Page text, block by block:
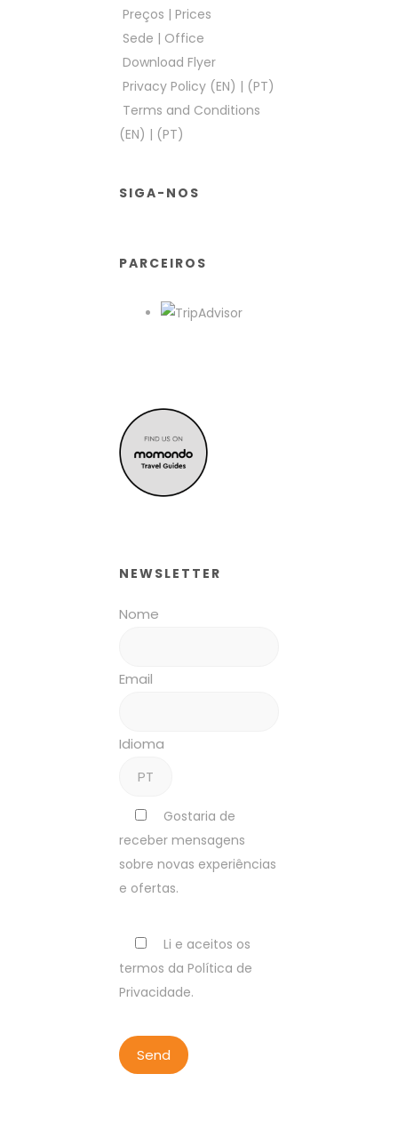
Preços | Prices
Sede | Office
Download Flyer
Privacy Policy (EN) | (PT)
Terms and Conditions
(EN) | (PT)
SIGA-NOS
PARCEIROS
NEWSLETTER
Nome
Email
Idioma
Gostaria de
receber mensagens
sobre novas experiências
e ofertas.
Li e aceitos os
termos da Política de
Privacidade.